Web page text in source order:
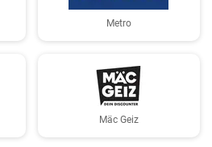
Metro
Mäc Geiz